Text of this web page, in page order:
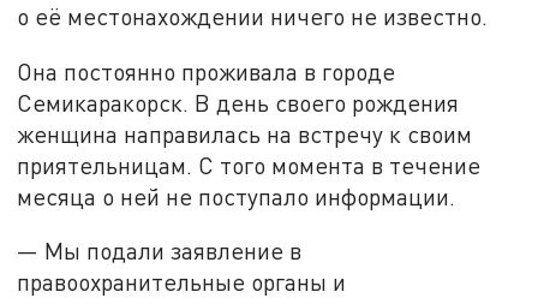
о её местонахождении ничего не известно.
Она постоянно проживала в городе
Семикаракорск. В день своего рождения
женщина направилась на встречу к своим
приятельницам. С того момента в течение
месяца о ней не поступало информации.
— Мы подали заявление в
правоохранительные органы и